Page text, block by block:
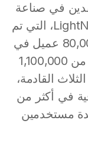
في صناعة
مراكز البيانات، خدمت منصتنا LightNode، التي تم
إطلاقها في عام 2021، أكثر من 80,000 عميل في
أكثر من 130 دولة مع إطلاق أكثر من 1,100,000
القادمة،
في أكثر من
مستخدمين